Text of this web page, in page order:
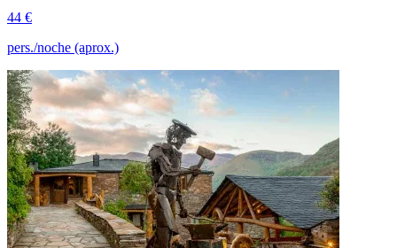
44 €
pers./noche (aprox.)